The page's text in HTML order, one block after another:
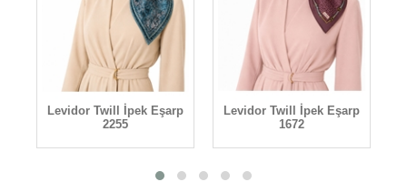
Levidor Twill İpek Eşarp
2255
Levidor Twill İpek Eşarp
1672